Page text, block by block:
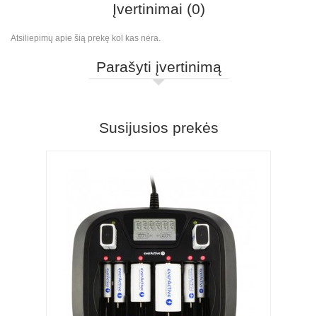
Įvertinimai (0)
Atsiliepimų apie šią prekę kol kas nėra.
Parašyti įvertinimą
Susijusios prekės